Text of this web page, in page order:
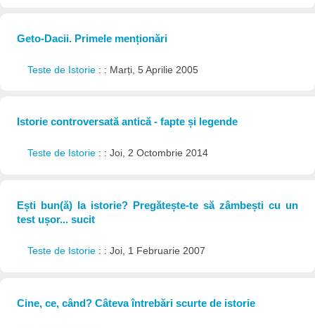
Geto-Dacii. Primele menționări
Teste de Istorie : : Marți, 5 Aprilie 2005
Istorie controversată antică - fapte și legende
Teste de Istorie : : Joi, 2 Octombrie 2014
Ești bun(ă) la istorie? Pregătește-te să zâmbești cu un
test ușor... sucit
Teste de Istorie : : Joi, 1 Februarie 2007
Cine, ce, când? Câteva întrebări scurte de istorie